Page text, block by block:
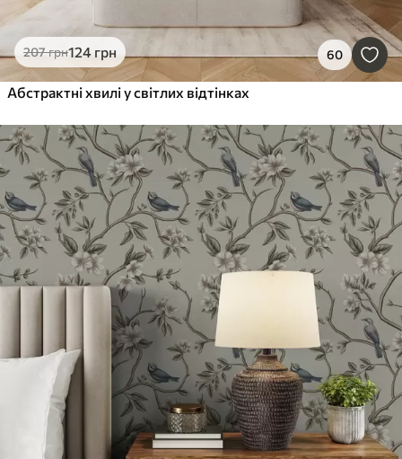
207грн124 грн 60
Абстрактні хвилі у світлих відтінках